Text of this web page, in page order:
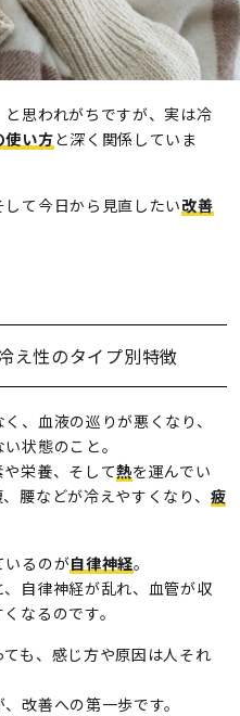
と思われがちですが、実は冷
使い方と深く関係していま
て今日から見直したい改善
え性のタイプ別特徴
、血液の巡りが悪くなり、
状態のこと。
栄養、そして熱を運んでい
腰などが冷えやすくなり、 疲
いるのが自律神経。
自律神経が乱れ、血管が収
なるのです。
も、感じ方や原因は人それ
、改善への第一歩です。